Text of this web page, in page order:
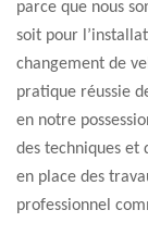
parce que nous
soit pour
changement de
pratique réussie
en notre
des techniques et
en place des
professionnel